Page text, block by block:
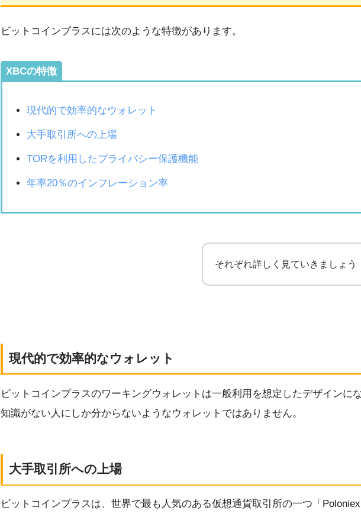
ビットコインプラスには次のような特徴があります。
XBCの特徴
現代的で効率的なウォレット
大手取引所への上場
TORを利用したプライバシー保護機能
年率20％のインフレーション率
それぞれ詳しく見ていきましょう
現代的で効率的なウォレット
ビットコインプラスのワーキングウォレットは一般利用を想定したデザインに
知識がない人にしか分からないようなウォレットではありません。
大手取引所への上場
ビットコインプラスは、世界で最も人気のある仮想通貨取引所の一つ「